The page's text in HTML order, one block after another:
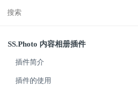
SS.Photo 内容相册插件
插件简介
插件的使用